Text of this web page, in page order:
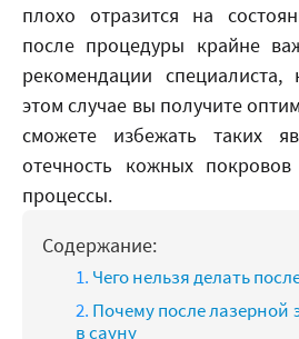
плохо отразится на
после процедуры крайне
рекомендации
этом случае вы получите
сможете избежать таких
отечность кожных
процессы.
Содержание:
Чего нельзя делать
Почему после лазерной
в сауну